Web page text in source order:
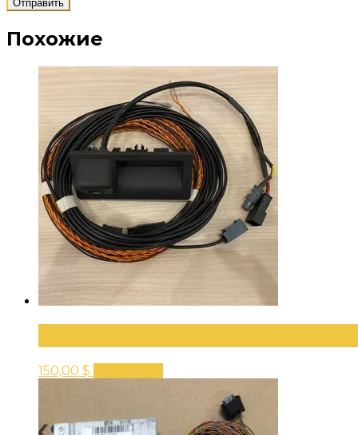
Похожие
150,00 $